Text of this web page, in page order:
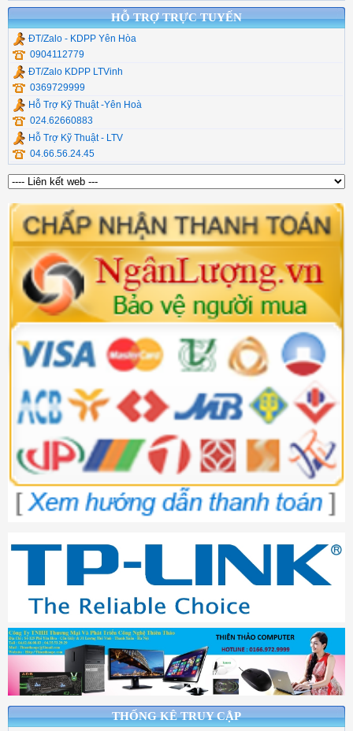
HỖ TRỢ TRỰC TUYẾN
ĐT/Zalo - KDPP Yên Hòa
0904112779
ĐT/Zalo KDPP LTVinh
0369729999
Hỗ Trợ Kỹ Thuật -Yên Hoà
024.62660883
Hỗ Trợ Kỹ Thuật - LTV
04.66.56.24.45
THỐNG KÊ TRUY CẬP